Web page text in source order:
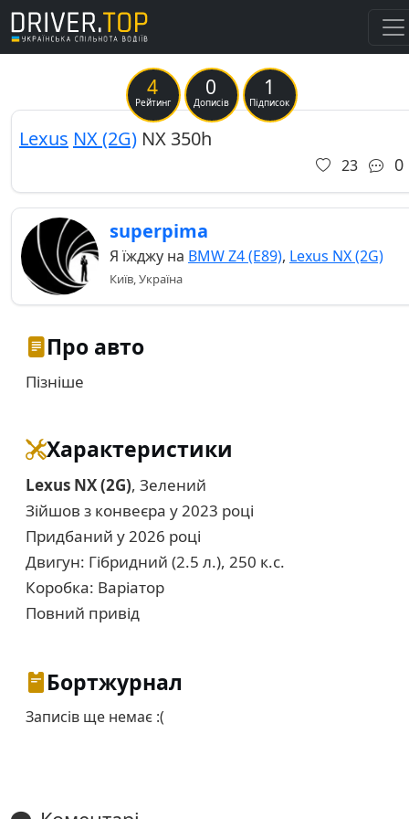
4
Рейтинг
0
Дописів
1
Підписок
Previous
Lexus NX (2G) NX 350h
23 0
superpima
Я їжджу на BMW Z4 (E89), Lexus NX (2G)
Київ, Україна
Про авто
Пізніше
Характеристики
Lexus NX (2G), Зелений
Зійшов з конвеєра у 2023 році
Придбаний у 2026 році
Двигун: Гібридний (2.5 л.), 250 к.с.
Коробка: Варіатор
Повний привід
Бортжурнал
Записів ще немає :(